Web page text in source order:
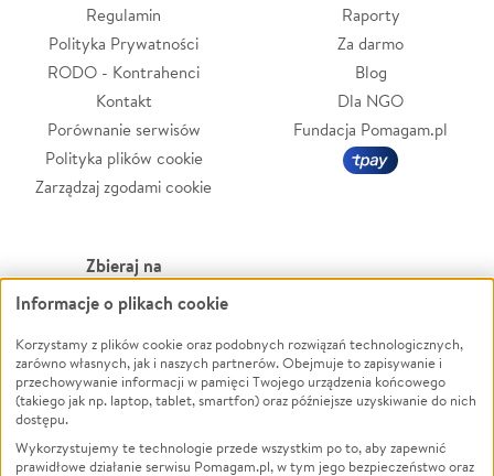
Regulamin
Polityka Prywatności
RODO - Kontrahenci
Kontakt
Porównanie serwisów
Polityka plików cookie
Zarządzaj zgodami cookie
Raporty
Za darmo
Blog
Dla NGO
Fundacja Pomagam.pl
Zbieraj na
Leczenie
Zwierzęta
Pożar
Ukraina
Pomoc Finansowa
Powódź
Wichura
NGO
Edukacja
Informacje o plikach cookie
Korzystamy z plików cookie oraz podobnych rozwiązań technologicznych,
zarówno własnych, jak i naszych partnerów. Obejmuje to zapisywanie i
przechowywanie informacji w pamięci Twojego urządzenia końcowego
(takiego jak np. laptop, tablet, smartfon) oraz późniejsze uzyskiwanie do nich
dostępu.
Wykorzystujemy te technologie przede wszystkim po to, aby zapewnić
prawidłowe działanie serwisu Pomagam.pl, w tym jego bezpieczeństwo oraz